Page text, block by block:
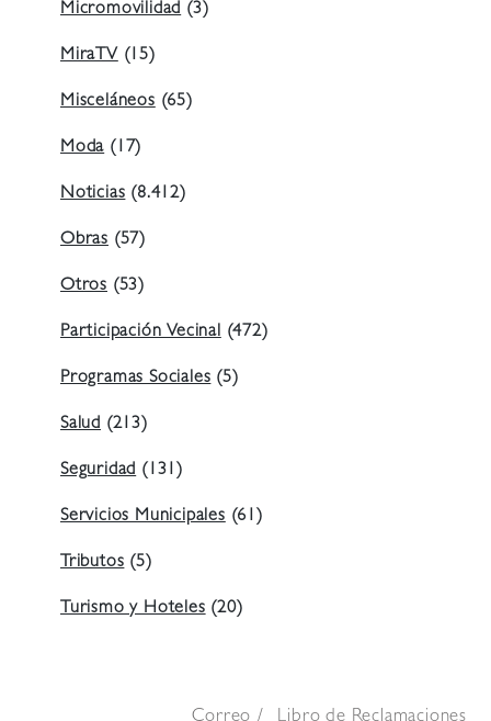
Micromovilidad(3)
MiraTV(15)
Misceláneos(65)
Moda(17)
Noticias(8.412)
Obras (57)
Otros (53)
Participación Vecinal(472)
Programas Sociales(5)
Salud (213)
Seguridad(131)
Servicios Municipales(61)
Tributos(5)
Turismo y Hoteles(20)